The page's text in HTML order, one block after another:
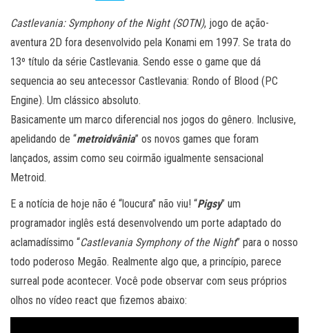
Castlevania: Symphony of the Night (SOTN), jogo de ação-
aventura 2D fora desenvolvido pela Konami em 1997. Se trata do
13º título da série Castlevania. Sendo esse o game que dá
sequencia ao seu antecessor Castlevania: Rondo of Blood (PC
Engine). Um clássico absoluto.
Basicamente um marco diferencial nos jogos do gênero. Inclusive,
apelidando de “metroidvânia” os novos games que foram
lançados, assim como seu coirmão igualmente sensacional
Metroid.
E a notícia de hoje não é “loucura” não viu! “Pigsy” um
programador inglês está desenvolvendo um porte adaptado do
aclamadíssimo “Castlevania Symphony of the Night” para o nosso
todo poderoso Megão. Realmente algo que, a princípio, parece
surreal pode acontecer. Você pode observar com seus próprios
olhos no vídeo react que fizemos abaixo: